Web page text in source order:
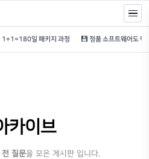
스 1+1=180일 패키지 과정
카이브
전 질문을 모은 게시판 입니다.